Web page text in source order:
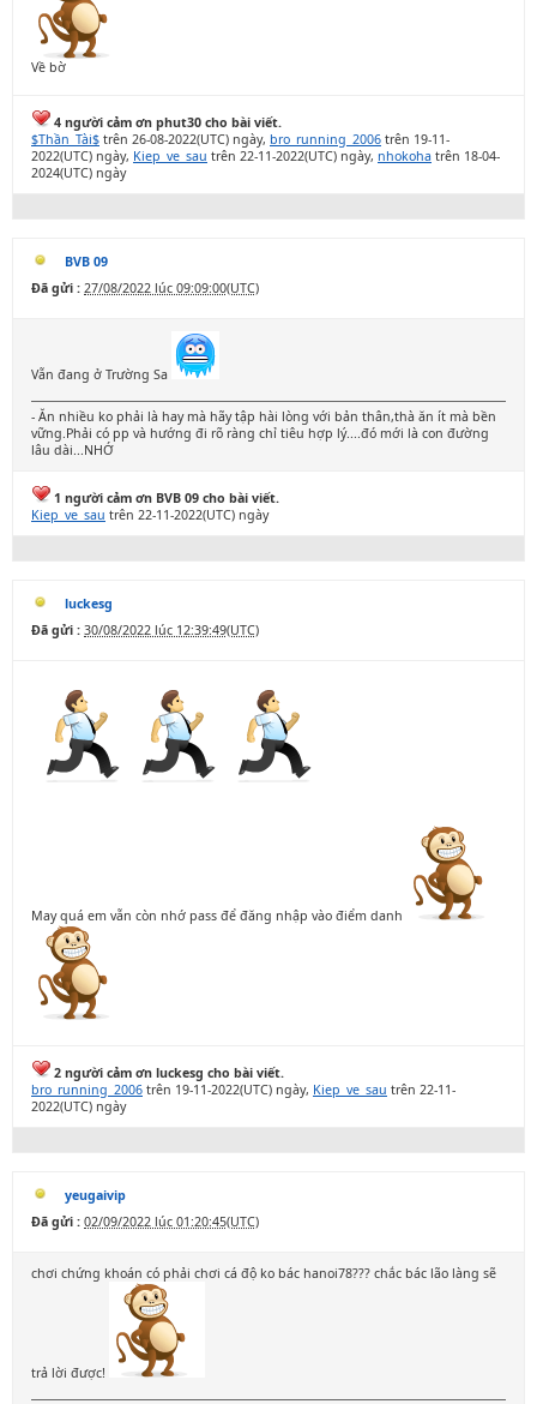
Về bờ
4 người cảm ơn phut30 cho bài viết.
$Thần_Tài$ trên 26-08-2022(UTC) ngày, bro_running_2006 trên 19-11-
2022(UTC) ngày, Kiep_ve_sau trên 22-11-2022(UTC) ngày, nhokoha trên 18-04-
2024(UTC) ngày
BVB 09
Đã gửi : 27/08/2022 lúc 09:09:00(UTC)
Vẫn đang ở Trường Sa
- Ăn nhiều ko phải là hay mà hãy tập hài lòng với bản thân,thà ăn ít mà bền
vững.Phải có pp và hướng đi rõ ràng chỉ tiêu hợp lý....đó mới là con đường
lâu dài...NHỚ
1 người cảm ơn BVB 09 cho bài viết.
Kiep_ve_sau trên 22-11-2022(UTC) ngày
luckesg
Đã gửi : 30/08/2022 lúc 12:39:49(UTC)
May quá em vẫn còn nhớ pass để đăng nhập vào điểm danh
2 người cảm ơn luckesg cho bài viết.
bro_running_2006 trên 19-11-2022(UTC) ngày, Kiep_ve_sau trên 22-11-
2022(UTC) ngày
yeugaivip
Đã gửi : 02/09/2022 lúc 01:20:45(UTC)
chơi chứng khoán có phải chơi cá độ ko bác hanoi78??? chắc bác lão làng sẽ
trả lời được!